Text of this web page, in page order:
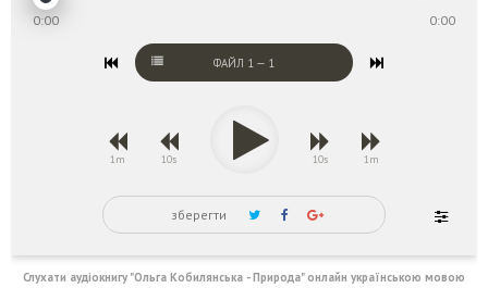
0:00 0:00
ФАЙЛ 1 — 1
1m 10s 10s 1m
зберегти
Слухати аудіокнигу "Ольга Кобилянська - Природа" онлайн українською мовою